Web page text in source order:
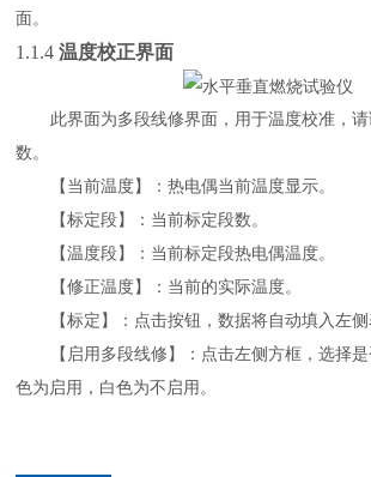
面。
1.1.4温度校正界面
此界面为多段线修界面，用于温度校准，
数。
【 当前温度】：热电偶当前温度显示。
【标定段】：当前标定段数。
【温度段】：当前标定段热电偶温度。
【修正温度】：当前的实际温度。
【标定】：点击按钮，数据将自动填入左侧
【启用多段线修】：点击左侧方框，选择
色为启用，白色为不启用。